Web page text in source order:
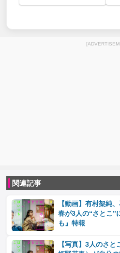
関連記事
【動画】有村架純
春が3人の“さとこ
も』特報
【写真】3人のさと